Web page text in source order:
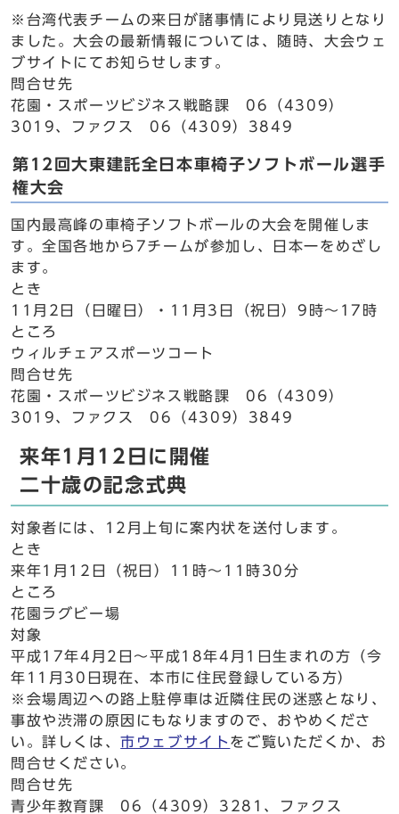
※台湾代表チームの来日が諸事情により見送りとなり
ました。大会の最新情報については、随時、大会ウェ
ブサイトにてお知らせします。
問合せ先
花園・スポーツビジネス戦略課 06（4309）
3019、ファクス 06（4309）3849
第12回大東建託全日本車椅子ソフトボール選手
権大会
国内最高峰の車椅子ソフトボールの大会を開催しま
す。全国各地から7チームが参加し、日本一をめざし
ます。
とき
11月2日（日曜日）・11月3日（祝日）9時～17時
ところ
ウィルチェアスポーツコート
問合せ先
花園・スポーツビジネス戦略課 06（4309）
3019、ファクス 06（4309）3849
来年1月12日に開催
二十歳の記念式典
対象者には、12月上旬に案内状を送付します。
とき
来年1月12日（祝日）11時～11時30分
ところ
花園ラグビー場
対象
平成17年4月2日～平成18年4月1日生まれの方（今
年11月30日現在、本市に住民登録している方）
※会場周辺への路上駐停車は近隣住民の迷惑となり、
事故や渋滞の原因にもなりますので、おやめくださ
い。詳しくは、市ウェブサイト をご覧いただくか、お
問合せください。
問合せ先
青少年教育課 06（4309）3281、ファクス